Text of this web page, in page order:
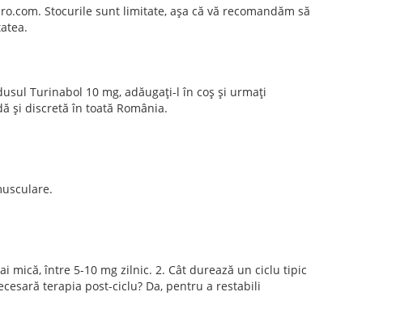
Stocurile sunt limitate, așa că vă recomandăm să
Turinabol 10 mg, adăugați-l în coș și urmați
și discretă în toată România.
mică, între 5-10 mg zilnic. 2. Cât durează un ciclu tipic
terapia post-ciclu? Da, pentru a restabili